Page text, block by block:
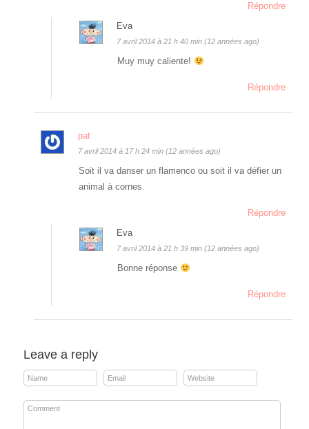
Répondre
Eva
7 avril 2014 à 21 h 40 min (12 années ago)
Muy muy caliente!
Répondre
pat
7 avril 2014 à 17 h 24 min (12 années ago)
Soit il va danser un flamenco ou soit il va défier un
animal à cornes.
Répondre
Eva
7 avril 2014 à 21 h 39 min (12 années ago)
Bonne réponse
Répondre
Leave a reply